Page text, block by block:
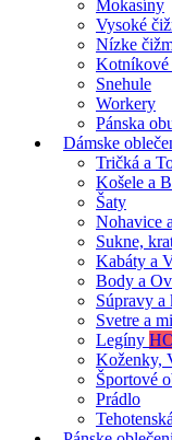
Mokasíny
Vysoké
Nízke
Kotníkové
Snehule
Workery
Pánska
Dámske
Tričká a
Košele a
Šaty
Nohavice
Sukne,
Kabáty a
Body a
Súpravy a
Svetre a
Legíny
Koženky,
Športové
Prádlo